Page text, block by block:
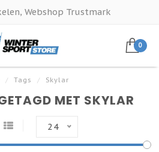
Webshop Trustmark
0
/ Tags / Skylar
MET SKYLAR
24